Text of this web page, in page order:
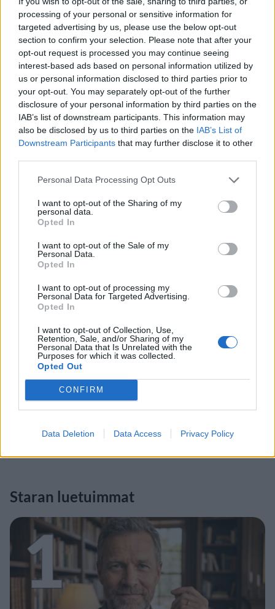
processing of your personal or sensitive information for
targeted advertising by us, please use the below opt-out
section to confirm your selection. Please note that after your
opt-out request is processed you may continue seeing
interest-based ads based on personal information utilized by
us or personal information disclosed to third parties prior to
your opt-out. You may separately opt-out of the further
disclosure of your personal information by third parties on the
IAB’s list of downstream participants. This information may
also be disclosed by us to third parties on the IAB’s List of
Downstream Participants that may further disclose it to other
Personal Data Processing Opt Outs
I want to opt-out of the Sharing of my
personal data.
Opted In
I want to opt-out of the Sale of my
Personal Data.
Opted In
I want to opt-out of processing my
Personal Data for Targeted Advertising.
Opted In
I want to opt-out of Collection, Use,
Retention, Sale, and/or Sharing of my
Personal Data that Is Unrelated with the
Purposes for which it was collected.
Opted Out
CONFIRM
Data Deletion Data Access Privacy Policy
Stallonetai laajemmin samasta aihealueesta
Viihdeuutiset-osioistamme.
Ilmoita virheestä ·Tietoa meistä ·Toimitusperiaatteet
Staran luetuimmat
1